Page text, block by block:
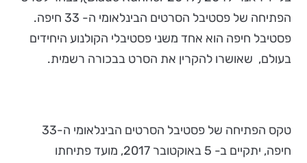
הפתיחה של פסטיבל הסרטים הבינלאומי ה- 33 חיפה.
פסטיבל חיפה הוא אחד משני פסטיבלי הקולנוע היחידים
בעולם, שאושרו להקרין את הסרט בבכורה רשמית.
טקס הפתיחה של פסטיבל הסרטים הבינלאומי ה-33
חיפה, יתקיים ב- 5 באוקטובר 2017, מועד פתיחתו